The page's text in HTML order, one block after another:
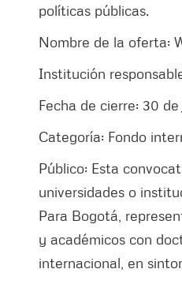
políticas públicas.
Nombre de la oferta:
Institución
Fecha de cierre: 30
Categoría: Fondo
Público: Esta
universidades o
Para Bogotá,
y académicos con
internacional, en